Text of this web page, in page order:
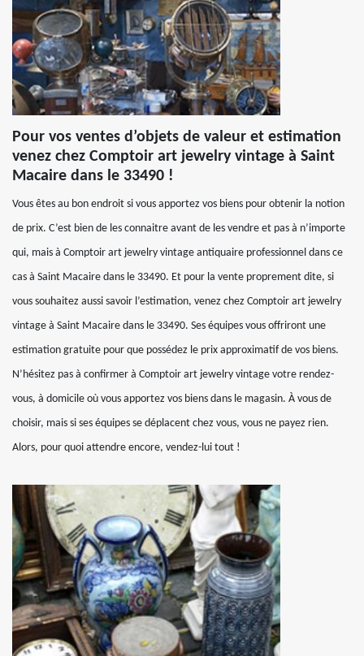
Pour vos ventes d’objets de valeur et estimation
venez chez Comptoir art jewelry vintage à Saint
Macaire dans le 33490 !
Vous êtes au bon endroit si vous apportez vos biens pour obtenir la notion
de prix. C’est bien de les connaitre avant de les vendre et pas à n’importe
qui, mais à Comptoir art jewelry vintage antiquaire professionnel dans ce
cas à Saint Macaire dans le 33490. Et pour la vente proprement dite, si
vous souhaitez aussi savoir l’estimation, venez chez Comptoir art jewelry
vintage à Saint Macaire dans le 33490. Ses équipes vous offriront une
estimation gratuite pour que possédez le prix approximatif de vos biens.
N’hésitez pas à confirmer à Comptoir art jewelry vintage votre rendez-
vous, à domicile où vous apportez vos biens dans le magasin. À vous de
choisir, mais si ses équipes se déplacent chez vous, vous ne payez rien.
Alors, pour quoi attendre encore, vendez-lui tout !